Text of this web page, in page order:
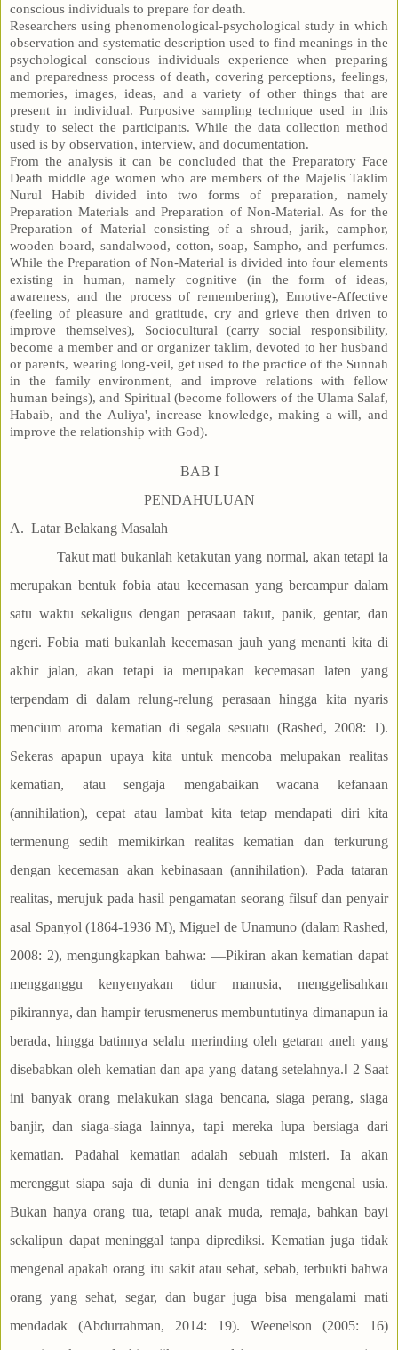
conscious individuals to prepare for death.
Researchers using phenomenological-psychological study in which
observation and systematic description used to find meanings in the
psychological conscious individuals experience when preparing
and preparedness process of death, covering perceptions, feelings,
memories, images, ideas, and a variety of other things that are
present in individual. Purposive sampling technique used in this
study to select the participants. While the data collection method
used is by observation, interview, and documentation.
From the analysis it can be concluded that the Preparatory Face
Death middle age women who are members of the Majelis Taklim
Nurul Habib divided into two forms of preparation, namely
Preparation Materials and Preparation of Non-Material. As for the
Preparation of Material consisting of a shroud, jarik, camphor,
wooden board, sandalwood, cotton, soap, Sampho, and perfumes.
While the Preparation of Non-Material is divided into four elements
existing in human, namely cognitive (in the form of ideas,
awareness, and the process of remembering), Emotive-Affective
(feeling of pleasure and gratitude, cry and grieve then driven to
improve themselves), Sociocultural (carry social responsibility,
become a member and or organizer taklim, devoted to her husband
or parents, wearing long-veil, get used to the practice of the Sunnah
in the family environment, and improve relations with fellow
human beings), and Spiritual (become followers of the Ulama Salaf,
Habaib, and the Auliya', increase knowledge, making a will, and
improve the relationship with God).
BAB I
PENDAHULUAN
A. Latar Belakang Masalah
Takut mati bukanlah ketakutan yang normal, akan tetapi ia
merupakan bentuk fobia atau kecemasan yang bercampur dalam
satu waktu sekaligus dengan perasaan takut, panik, gentar, dan
ngeri. Fobia mati bukanlah kecemasan jauh yang menanti kita di
akhir jalan, akan tetapi ia merupakan kecemasan laten yang
terpendam di dalam relung-relung perasaan hingga kita nyaris
mencium aroma kematian di segala sesuatu (Rashed, 2008: 1).
Sekeras apapun upaya kita untuk mencoba melupakan realitas
kematian, atau sengaja mengabaikan wacana kefanaan
(annihilation), cepat atau lambat kita tetap mendapati diri kita
termenung sedih memikirkan realitas kematian dan terkurung
dengan kecemasan akan kebinasaan (annihilation). Pada tataran
realitas, merujuk pada hasil pengamatan seorang filsuf dan penyair
asal Spanyol (1864-1936 M), Miguel de Unamuno (dalam Rashed,
2008: 2), mengungkapkan bahwa: ―Pikiran akan kematian dapat
mengganggu kenyenyakan tidur manusia, menggelisahkan
pikirannya, dan hampir terusmenerus membuntutinya dimanapun ia
berada, hingga batinnya selalu merinding oleh getaran aneh yang
disebabkan oleh kematian dan apa yang datang setelahnya.‖ 2 Saat
ini banyak orang melakukan siaga bencana, siaga perang, siaga
banjir, dan siaga-siaga lainnya, tapi mereka lupa bersiaga dari
kematian. Padahal kematian adalah sebuah misteri. Ia akan
merenggut siapa saja di dunia ini dengan tidak mengenal usia.
Bukan hanya orang tua, tetapi anak muda, remaja, bahkan bayi
sekalipun dapat meninggal tanpa diprediksi. Kematian juga tidak
mengenal apakah orang itu sakit atau sehat, sebab, terbukti bahwa
orang yang sehat, segar, dan bugar juga bisa mengalami mati
mendadak (Abdurrahman, 2014: 19). Weenelson (2005: 16)